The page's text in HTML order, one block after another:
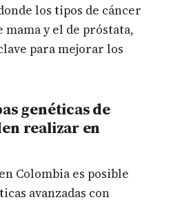
los tipos de cáncer
mama y el de próstata,
para mejorar los
genéticas de
realizar en
Colombia es posible
avanzadas con